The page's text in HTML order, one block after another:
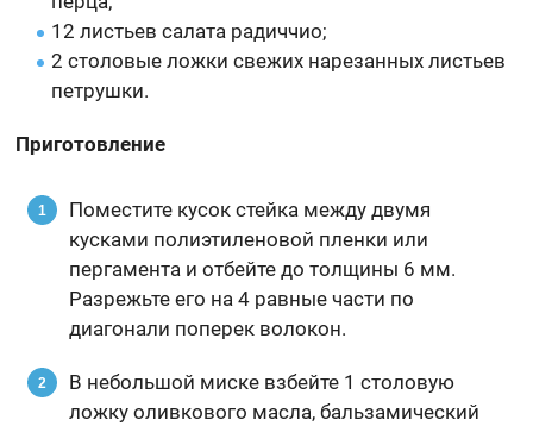
12 листьев салата радиччио;
2 столовые ложки свежих нарезанных листьев
петрушки.
Приготовление
Поместите кусок стейка между двумя
кусками полиэтиленовой пленки или
пергамента и отбейте до толщины 6 мм.
Разрежьте его на 4 равные части по
диагонали поперек волокон.
В небольшой миске взбейте 1 столовую
ложку оливкового масла, бальзамический